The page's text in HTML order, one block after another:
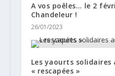
A vos poêles… le 2
Chandeleur !
26/01/2023
Les yaourts solidaires
« rescapées »